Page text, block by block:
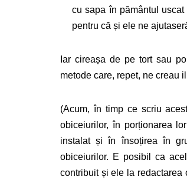
cu sapa în pământul
pentru că și ele ne
Iar cireașa de pe tort sau
metode care, repet, ne creau
(Acum, în timp ce scriu
obiceiurilor, în porționarea
instalat și în însoțirea în
obiceiurilor. E posibil ca
contribuit și ele la redactarea